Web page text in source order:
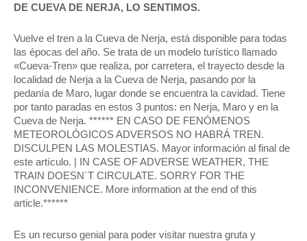
DE CUEVA DE NERJA, LO SENTIMOS.
Vuelve el tren a la Cueva de Nerja, está disponible para todas
las épocas del año. Se trata de un modelo turístico llamado
«Cueva-Tren» que realiza, por carretera, el trayecto desde la
localidad de Nerja a la Cueva de Nerja, pasando por la
pedanía de Maro, lugar donde se encuentra la cavidad. Tiene
por tanto paradas en estos 3 puntos: en Nerja, Maro y en la
Cueva de Nerja. ****** EN CASO DE FENÓMENOS
METEOROLÓGICOS ADVERSOS NO HABRÁ TREN.
DISCULPEN LAS MOLESTIAS. Mayor información al final de
este artículo. | IN CASE OF ADVERSE WEATHER, THE
TRAIN DOESN´T CIRCULATE. SORRY FOR THE
INCONVENIENCE. More information at the end of this
article.******
Es un recurso genial para poder visitar nuestra gruta y